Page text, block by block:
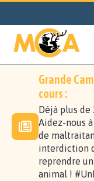
Grande
cours :
Déjà plus de
Aidez-nous
de
interdiction
reprendre un
animal !